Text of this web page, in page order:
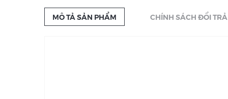
MÔ TẢ SẢN PHẨM CHÍNH SÁCH ĐỔI TRẢ